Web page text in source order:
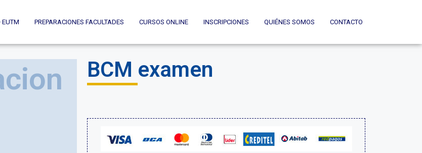
EUTM PREPARACIONES FACULTADES CURSOS ONLINE INSCRIPCIONES QUIÉNES SOMOS CONTACTO
BCM examen